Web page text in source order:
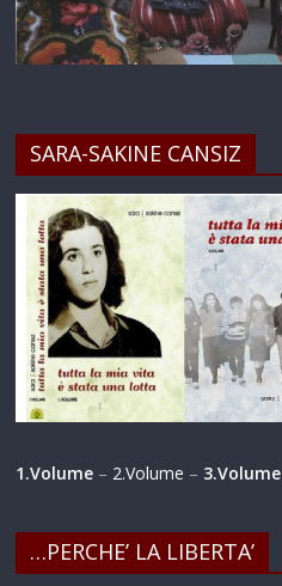
SARA-SAKINE CANSIZ
1.Volume – 2.Volume – 3.Volume
…PERCHE’ LA LIBERTA’